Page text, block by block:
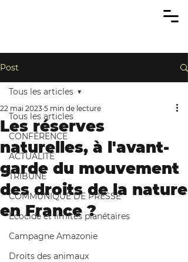
Post
Tous les articles
CONFÉRENCE
ACTUALITÉ
TRIBUNE
COMMUNIQUÉ DE PRESSE
Écocide et limites planétaires
Campagne Amazonie
Droits des animaux
Tous les articles
Les réserves
naturelles, à l'avant-
garde du mouvement
des droits de la nature
en France ?
22 mai 2023 5 min de lecture